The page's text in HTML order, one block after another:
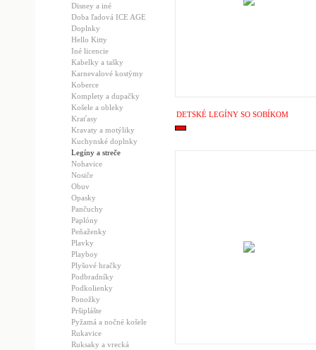
Disney a iné
Doba ľadová ICE AGE
Doplnky
Hello Kitty
Iné licencie
Kabelky a tašky
Karnevalové kostýmy
Koberce
Komplety a dupačky
Košele a obleky
Kraťasy
Kravaty a motýliky
Kuchynské doplnky
Legíny a streče
Nohavice
Nosiče
Obuv
Opasky
Pančuchy
Paplóny
Peňaženky
Plavky
Playboy
Plyšové hračky
Podbradníky
Podkolienky
Ponožky
Pršiplášte
Pyžamá a nočné košele
Rukavice
Ruksaky a vrecká
DETSKÉ LEGÍNY SO SOBÍKOM